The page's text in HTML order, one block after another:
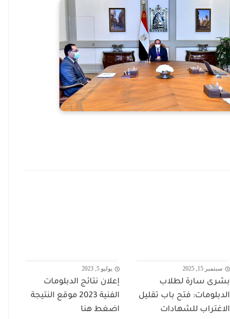
سبتمبر 15, 2025
بشرى سارة لطلاب
الدبلومات: فتح باب تقليل
الاغتراب للشهادات
يوليو 5, 2023
إعلان نتائج الدبلومات
الفنية 2023 موقع النتيجة
اضغط هنا